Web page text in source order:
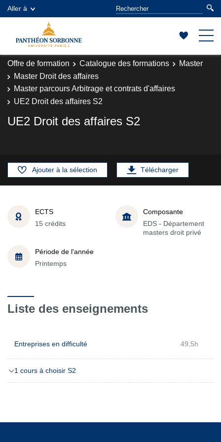
Aller à
Offre de formation Catalogue des formations
Master
Master Droit des affaires
Master parcours Arbitrage et contrats d'affaires
UE2 Droit des affaires S2
UE2 Droit des affaires S2
Ajouter à la sélection Télécharger
ECTS
15 crédits
Composante
EDS - Département
masters droit privé
Période de l'année
Printemps
Liste des enseignements
Entreprises en difficulté 49,5h
1 cours à choisir S2